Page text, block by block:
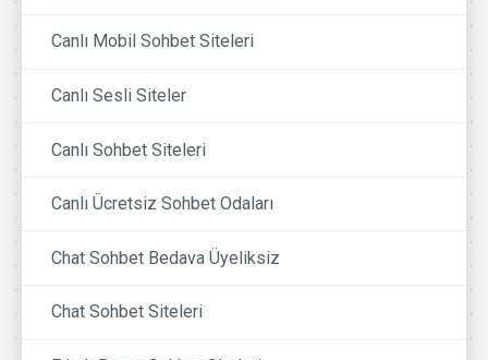
Canlı Mobil Sohbet Siteleri
Canlı Sesli Siteler
Canlı Sohbet Siteleri
Canlı Ücretsiz Sohbet Odaları
Chat Sohbet Bedava Üyeliksiz
Chat Sohbet Siteleri